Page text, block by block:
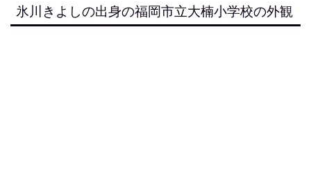
氷川きよしの出身の福岡市立大楠小学校の外観